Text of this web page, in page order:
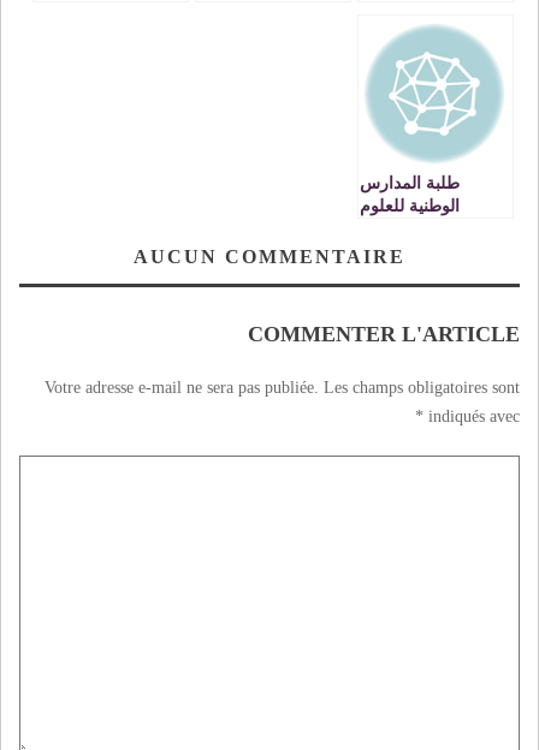
للتربية الوطنية
بالجهة الشرقية
طلبة المدارس
الوطنية للعلوم
ضد مرسوم الدمجAUCUN COMMENTAIRE
COMMENTER L'ARTICLE
Votre adresse e-mail ne sera pas publiée. Les champs obligatoires sont
indiqués avec
*